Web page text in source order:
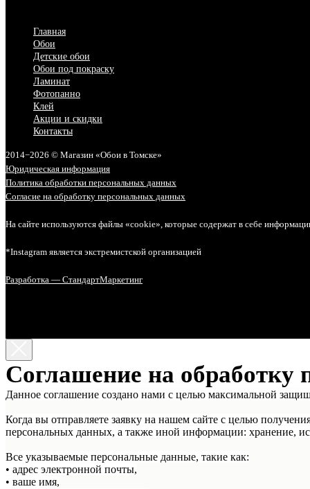
Главная
Обои
Детские обои
Обои под покраску
Ламинат
Фотопанно
Клей
Акции и скидки
Контакты
2014−2026 © Магазин «Обои в Томске»
Юридическая информация
Политика обработки персональных данных
Согласие на обработку персональных данных
На сайте используются файлы «cookie», которые содержат в себе
*Instagram является экстремистской организацией
Разработка — СтандартМаркетинг
Соглашение на обработку
Данное соглашение создано нами с целью максимальной
Когда вы отправляете заявку на нашем сайте с целью
персональных данных, а также иной информации: хранение,
Все указываемые персональные данные, такие как:
• адрес электронной почты,
• ваше имя,